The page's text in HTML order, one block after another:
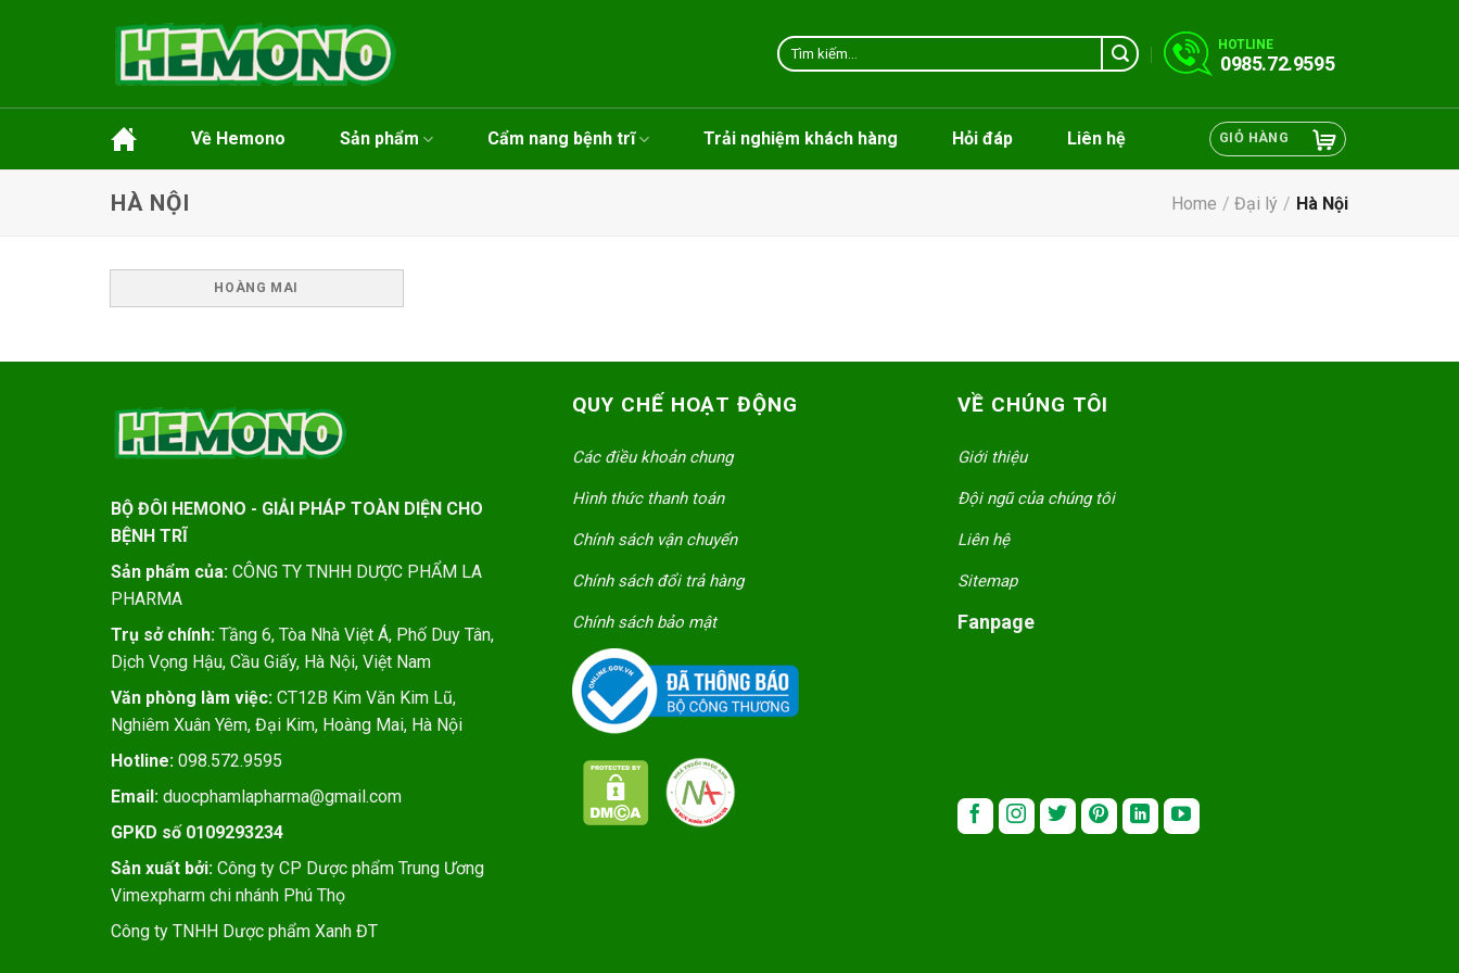
Tìm
kiếm:
HOTLINE
0985.72.9595
Về Hemono Sản phẩm Cẩm nang bệnh trĩ Trải nghiệm khách hàng Hỏi đáp Liên hệ GIỎ HÀNG
HÀ NỘI Home / Đại lý / Hà Nội
HOÀNG MAI
BỘ ĐÔI HEMONO - GIẢI PHÁP TOÀN DIỆN CHO
BỆNH TRĨ
Sản phẩm của: CÔNG TY TNHH DƯỢC PHẨM LA
PHARMA
Trụ sở chính: Tầng 6, Tòa Nhà Việt Á, Phố Duy Tân,
Dịch Vọng Hậu, Cầu Giấy, Hà Nội, Việt Nam
Văn phòng làm việc: CT12B Kim Văn Kim Lũ,
Nghiêm Xuân Yêm, Đại Kim, Hoàng Mai, Hà Nội
Hotline: 098.572.9595
Email: duocphamlapharma@gmail.com
GPKD số 0109293234
Sản xuất bởi: Công ty CP Dược phẩm Trung Ương
Vimexpharm chi nhánh Phú Thọ
Công ty TNHH Dược phẩm Xanh ĐT
QUY CHẾ HOẠT ĐỘNG
Các điều khoản chung
Hình thức thanh toán
Chính sách vận chuyển
Chính sách đổi trả hàng
Chính sách bảo mật
VỀ CHÚNG TÔI
Giới thiệu
Đội ngũ của chúng tôi
Liên hệ
Sitemap
Fanpage